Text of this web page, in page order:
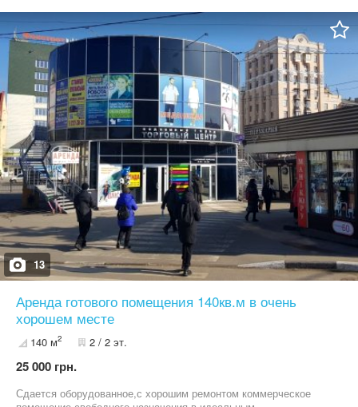
плитка, на стенах покраска и обои. Установлены 4 мощных
кондиционера Фасад помещения хорошо утеплен, что позволяет
значительно экономить на отоплении Идеально подойдет для
детского центра, школы, клуба, развлекательного комплекса.
Дом расположен в престижном районе Павлово Поле возле
метро "23 августа" за супермаркетом "Класс". Рядом рынок, вся
инфраструктура, Саржин Яр, Источник. В жилом комплексе
собственная котельная, закрытая территория,
видеонаблюдение, собственная котельная, бесшумные
скоростные лифты OTIS, детская площадки, гостевая парковка,
двухуровневый подземный паркинг. Оплата 36000 грн +
коммунальные (счетчики установлены на свет, воду, отопление)
Звоните, показы удобное для вас время!
13
Аренда готового помещения 140кв.м в очень
хорошем месте
140 м2 2 / 2 эт.
25 000 грн.
Сдается оборудованное,с хорошим ремонтом коммерческое